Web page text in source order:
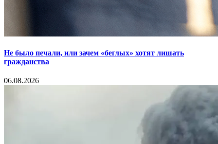
Не было печали, или зачем «беглых» хотят лишать
гражданства
06.08.2026